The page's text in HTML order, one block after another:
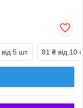
від 5 шт. 81 ₴ від 10